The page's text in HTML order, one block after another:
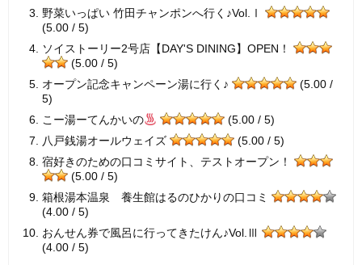
野菜いっぱい 竹田チャンポンへ行く♪Vol.Ⅰ
(5.00 / 5)
ソイストーリー2号店【DAY'S DINING】OPEN！
(5.00 / 5)
オープン記念キャンペーン湯に行く♪
(5.00 /
5)
こー湯ーてんかいの
(5.00 / 5)
八戸銭湯オールウェイズ
(5.00 / 5)
宿好きのための口コミサイト、テストオープン！
(5.00 / 5)
箱根湯本温泉 養生館はるのひかりの口コミ
(4.00 / 5)
おんせん券で風呂に行ってきたけん♪Vol.Ⅲ
(4.00 / 5)